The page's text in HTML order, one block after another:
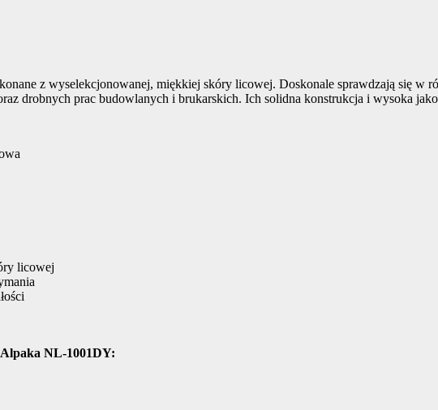
z wyselekcjonowanej, miękkiej skóry licowej. Doskonale sprawdzają się w
drobnych prac budowlanych i brukarskich. Ich solidna konstrukcja i wysoka
licowej
NL-1001DY: